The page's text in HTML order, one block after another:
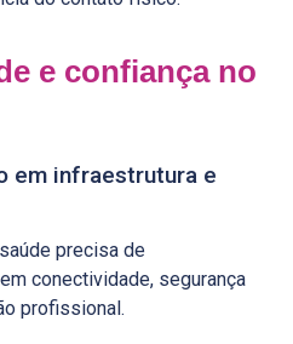
e confiança no
em infraestrutura e
precisa de
conectividade, segurança
profissional.